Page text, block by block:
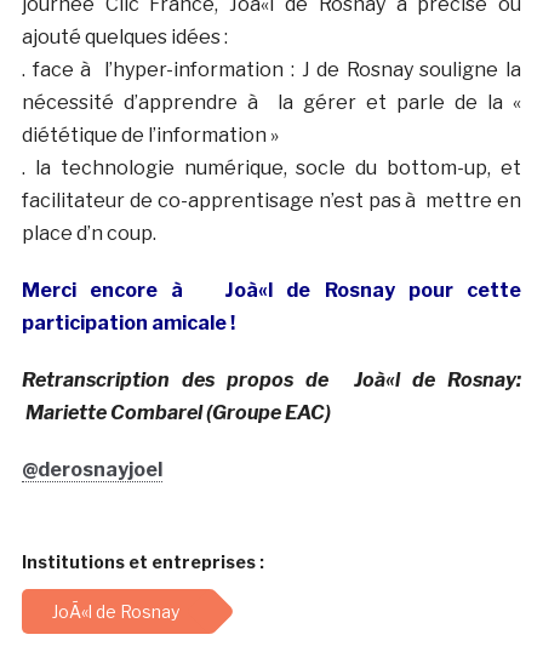
ajouté quelques idées :
. face à l’hyper-information : J de Rosnay souligne la
nécessité d’apprendre à la gérer et parle de la «
diététique de l’information »
. la technologie numérique, socle du bottom-up, et
facilitateur de co-apprentisage n’est pas à mettre en
place d’n coup.
Merci encore à Joà«l de Rosnay pour cette
participation amicale !
Retranscription des propos de Joà«l de Rosnay:
Mariette Combarel (Groupe EAC)
@derosnayjoel
Institutions et entreprises :
JoÃ«l de Rosnay